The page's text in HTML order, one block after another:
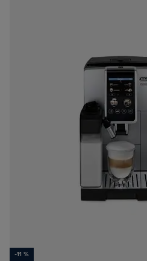
-11 %